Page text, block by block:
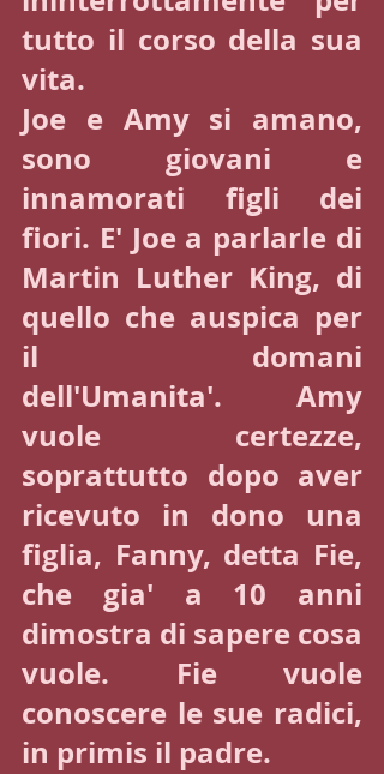
tutto il corso della sua
vita.
Joe e Amy si amano,
sono giovani e
innamorati figli dei
fiori. E' Joe a parlarle di
Martin Luther King, di
quello che auspica per
il domani
dell'Umanita'. Amy
vuole certezze,
soprattutto dopo aver
ricevuto in dono una
figlia, Fanny, detta Fie,
che gia' a 10 anni
dimostra di sapere cosa
vuole. Fie vuole
conoscere le sue radici,
in primis il padre.